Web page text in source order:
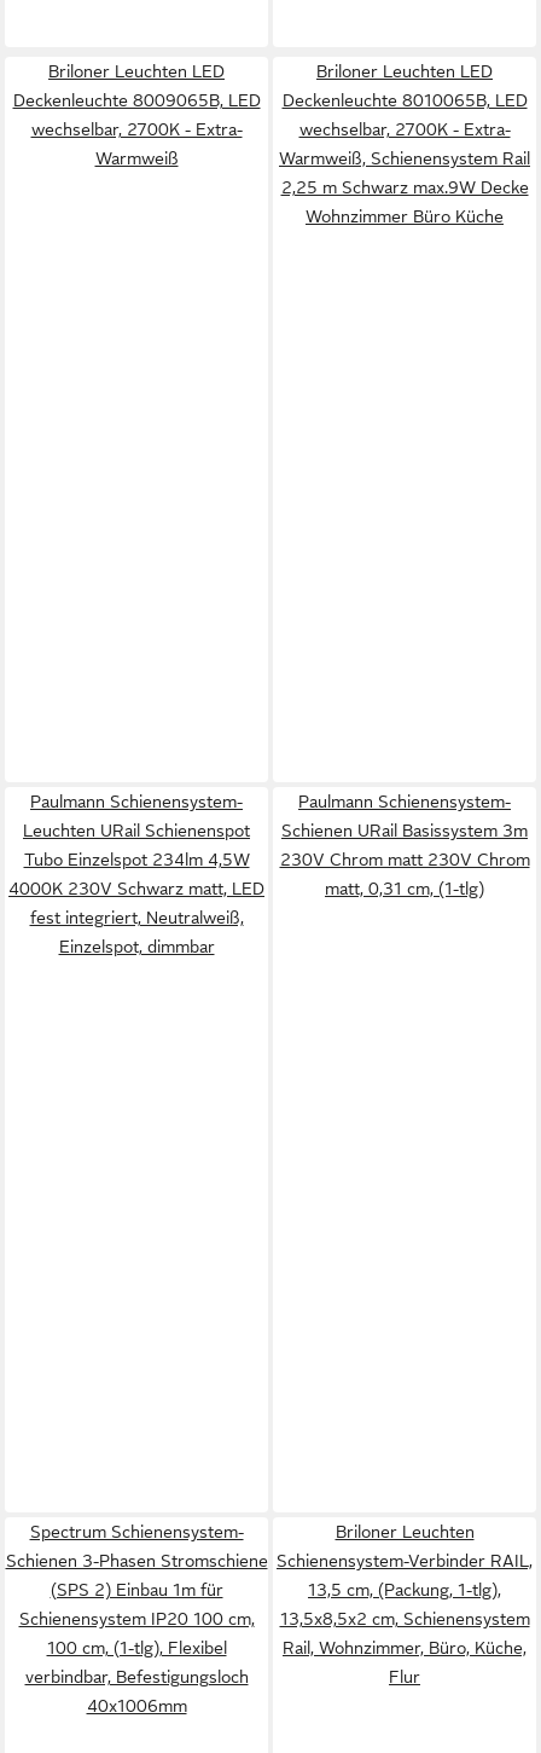
Briloner Leuchten LED
Deckenleuchte 8009065B, LED
wechselbar, 2700K - Extra-
Warmweiß
Briloner Leuchten LED
Deckenleuchte 8010065B, LED
wechselbar, 2700K - Extra-
Warmweiß, Schienensystem Rail
2,25 m Schwarz max.9W Decke
Wohnzimmer Büro Küche
Paulmann Schienensystem-
Leuchten URail Schienenspot
Tubo Einzelspot 234lm 4,5W
4000K 230V Schwarz matt, LED
fest integriert, Neutralweiß,
Einzelspot, dimmbar
Paulmann Schienensystem-
Schienen URail Basissystem 3m
230V Chrom matt 230V Chrom
matt, 0,31 cm, (1-tlg)
Spectrum Schienensystem-
Schienen 3-Phasen Stromschiene
(SPS 2) Einbau 1m für
Schienensystem IP20 100 cm,
100 cm, (1-tlg), Flexibel
verbindbar, Befestigungsloch
40x1006mm
Briloner Leuchten
Schienensystem-Verbinder RAIL,
13,5 cm, (Packung, 1-tlg),
13,5x8,5x2 cm, Schienensystem
Rail, Wohnzimmer, Büro, Küche,
Flur